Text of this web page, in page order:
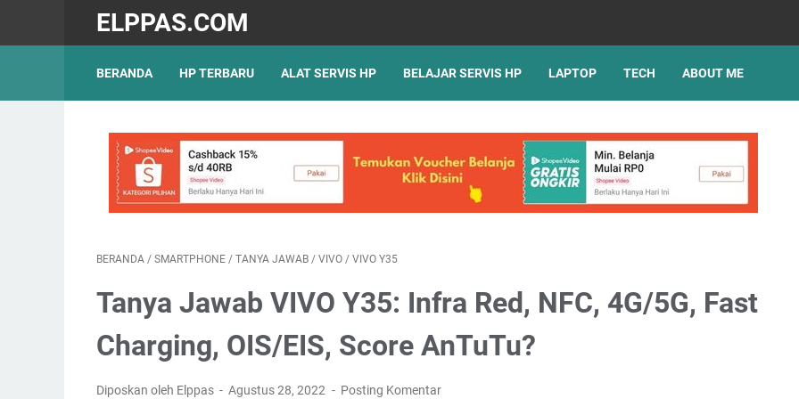
ELPPAS.COM
BERANDA HP TERBARU ALAT SERVIS HP BELAJAR SERVIS HP LAPTOP TECH ABOUT ME
BERANDA / SMARTPHONE / TANYA JAWAB / VIVO / VIVO Y35
Tanya Jawab VIVO Y35: Infra Red, NFC, 4G/5G, Fast
Charging, OIS/EIS, Score AnTuTu?
Diposkan oleh Elppas Agustus 28, 2022 Posting Komentar